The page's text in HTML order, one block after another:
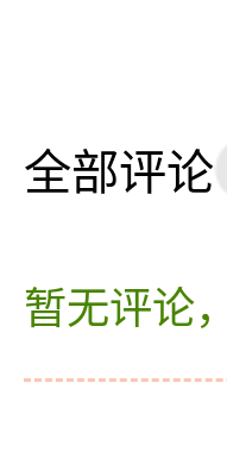
全部评论
暂无评论，